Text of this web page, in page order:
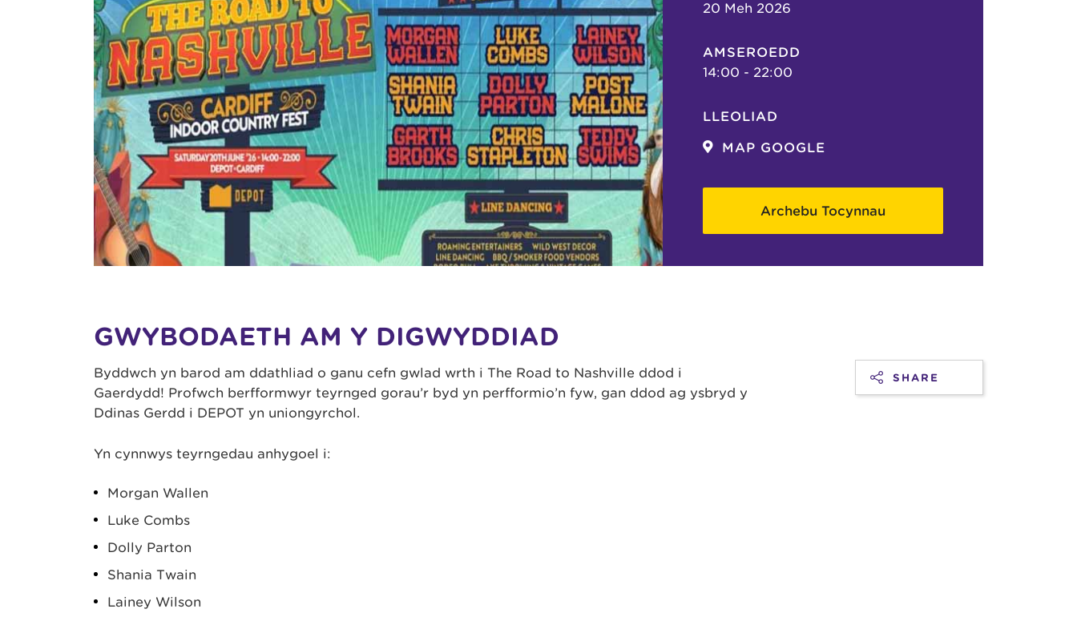
20 Meh 2026
AMSEROEDD
14:00 - 22:00
LLEOLIAD
MAP GOOGLE
Archebu Tocynnau
GWYBODAETH AM Y DIGWYDDIAD
Byddwch yn barod am ddathliad o ganu cefn gwlad wrth i The Road to Nashville ddod i
Gaerdydd! Profwch berfformwyr teyrnged gorau’r byd yn perfformio’n fyw, gan ddod ag ysbryd y
Ddinas Gerdd i DEPOT yn uniongyrchol.
Yn cynnwys teyrngedau anhygoel i:
Morgan Wallen
Luke Combs
Dolly Parton
Shania Twain
Lainey Wilson
SHARE